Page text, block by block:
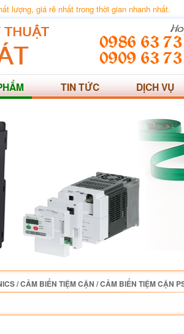
lượng, giá rẻ nhất trong thời gian nhanh nhất.
TIN TỨC DỊCH VỤ
/CẢM BIẾN TIỆM CẬN /CẢM BIẾN TIỆM CẬN